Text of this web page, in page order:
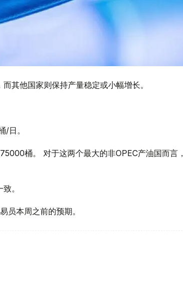
其他国家则保持产量稳定或小幅增长。
/日。
桶。 对于这两个最大的非OPEC产油国而言，
。
员本周之前的预期。